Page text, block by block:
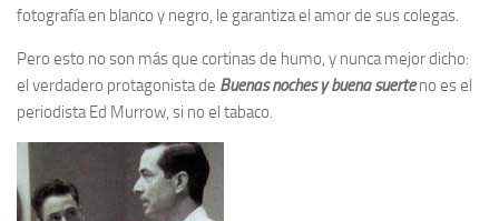
fotografía en blanco y negro, le garantiza el amor de sus colegas.
Pero esto no son más que cortinas de humo, y nunca mejor dicho:
el verdadero protagonista de Buenas noches y buena suerteno es el
periodista Ed Murrow, si no el tabaco.